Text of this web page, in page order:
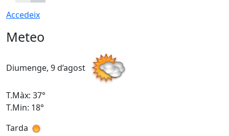
Accedeix
Meteo
Diumenge, 9 d’agost
T.Màx: 37°
T.Min: 18°
Tarda